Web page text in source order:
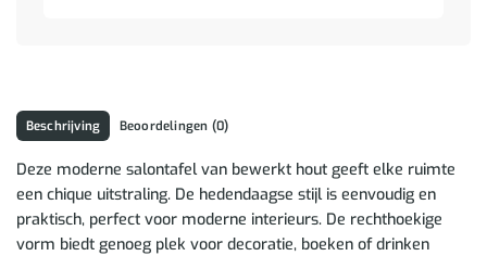
Beschrijving Beoordelingen (0)
Deze moderne salontafel van bewerkt hout geeft elke ruimte
een chique uitstraling. De hedendaagse stijl is eenvoudig en
praktisch, perfect voor moderne interieurs. De rechthoekige
vorm biedt genoeg plek voor decoratie, boeken of drinken